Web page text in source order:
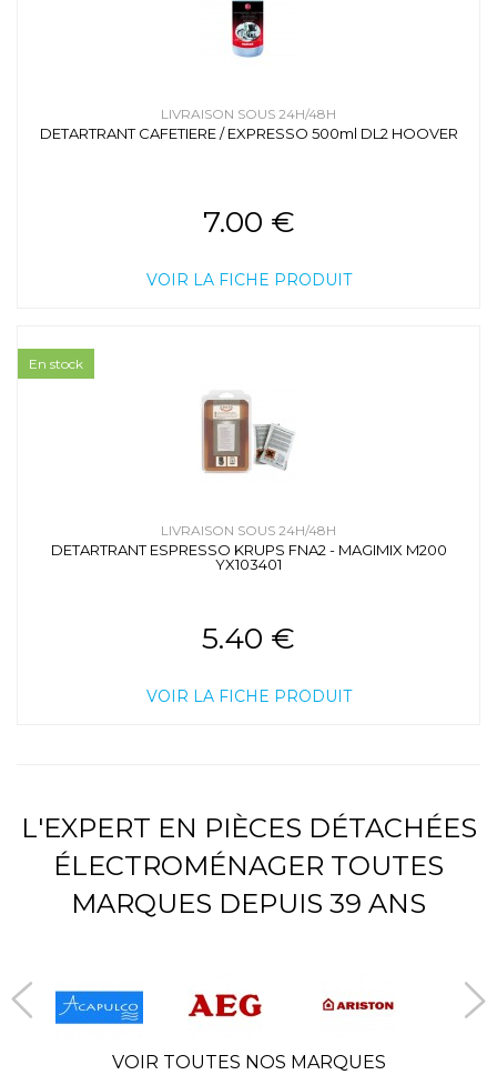
LIVRAISON SOUS 24H/48H
DETARTRANT CAFETIERE / EXPRESSO 500ml DL2 HOOVER
7.00 €
VOIR LA FICHE PRODUIT
LIVRAISON SOUS 24H/48H
DETARTRANT ESPRESSO KRUPS FNA2 - MAGIMIX M200
YX103401
5.40 €
VOIR LA FICHE PRODUIT
En stock
L'EXPERT EN PIÈCES DÉTACHÉES
ÉLECTROMÉNAGER TOUTES
MARQUES DEPUIS 39 ANS
VOIR TOUTES NOS MARQUES